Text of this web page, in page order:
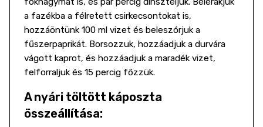
a fazékba a félretett csirkecsontokat is,
hozzáöntünk 100 ml vizet és beleszórjuk a
fűszerpaprikát. Borsozzuk, hozzáadjuk a durvára
vágott kaprot, és hozzáadjuk a maradék vizet,
felforraljuk és 15 percig főzzük.
A nyári töltött káposzta
összeállítása: